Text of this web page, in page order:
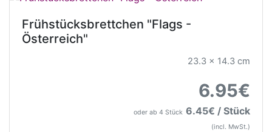
Frühstücksbrettchen "Flags -
Österreich"
23.3 x 14.3 cm
6.95€
oder ab 4 Stück 6.45€ / Stück
(incl. MwSt.)